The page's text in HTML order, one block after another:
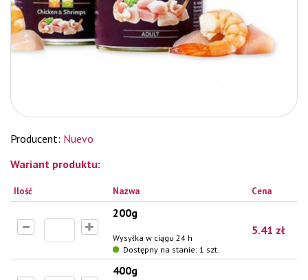
Producent: Nuevo
Wariant produktu:
Ilość Nazwa Cena
200g
Wysyłka w ciągu 24 h
Dostępny na stanie: 1 szt.
5.41 zł
400g